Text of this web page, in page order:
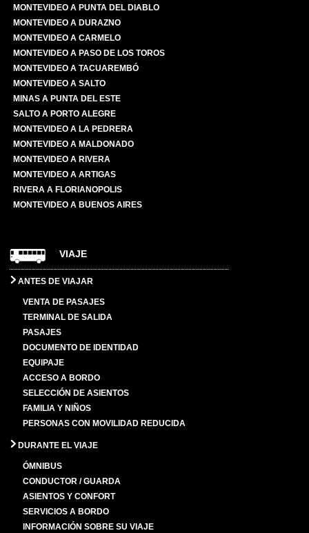
MONTEVIDEO A PUNTA DEL DIABLO
MONTEVIDEO A DURAZNO
MONTEVIDEO A CARMELO
MONTEVIDEO A PASO DE LOS TOROS
MONTEVIDEO A TACUAREMBÓ
MONTEVIDEO A SALTO
MINAS A PUNTA DEL ESTE
SALTO A PORTO ALEGRE
MONTEVIDEO A LA PEDRERA
MONTEVIDEO A MALDONADO
MONTEVIDEO A RIVERA
MONTEVIDEO A ARTIGAS
RIVERA A FLORIANOPOLIS
MONTEVIDEO A BUENOS AIRES
VIAJE
ANTES DE VIAJAR
VENTA DE PASAJES
TERMINAL DE SALIDA
PASAJES
DOCUMENTO DE IDENTIDAD
EQUIPAJE
ACCESO A BORDO
SELECCIÓN DE ASIENTOS
FAMILIA Y NIÑOS
PERSONAS CON MOVILIDAD REDUCIDA
DURANTE EL VIAJE
ÓMNIBUS
CONDUCTOR / GUARDA
ASIENTOS Y CONFORT
SERVICIOS A BORDO
INFORMACIÓN SOBRE SU VIAJE